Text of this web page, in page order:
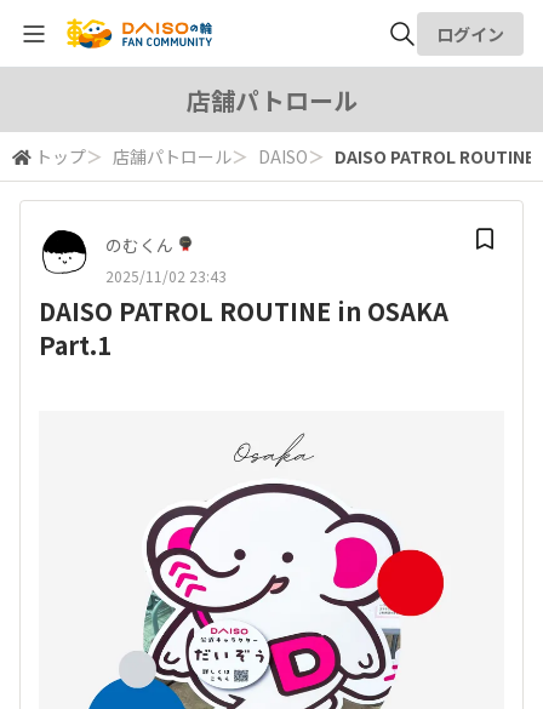
検索
ログイン
店舗パトロール
トップ＞ 店舗パトロール＞ DAISO＞ DAISO PATROL
のむくん
2025/11/02 23:43
DAISO PATROL ROUTINE in OSAKA
Part.1